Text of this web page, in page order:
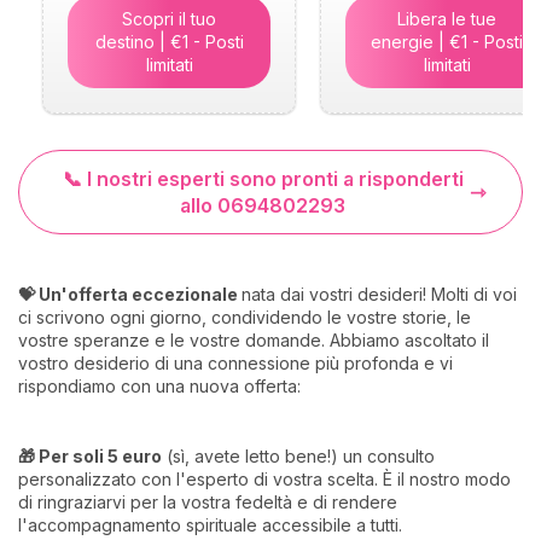
Scopri il tuo
destino | €1 - Posti
limitati
Libera le tue
energie | €1 - Posti
limitati
📞 I nostri esperti sono pronti a risponderti
allo 0694802293
💝 Un'offerta eccezionale nata dai vostri desideri! Molti di voi
ci scrivono ogni giorno, condividendo le vostre storie, le
vostre speranze e le vostre domande. Abbiamo ascoltato il
vostro desiderio di una connessione più profonda e vi
rispondiamo con una nuova offerta:
🎁 Per soli 5 euro (sì, avete letto bene!) un consulto
personalizzato con l'esperto di vostra scelta. È il nostro modo
di ringraziarvi per la vostra fedeltà e di rendere
l'accompagnamento spirituale accessibile a tutti.